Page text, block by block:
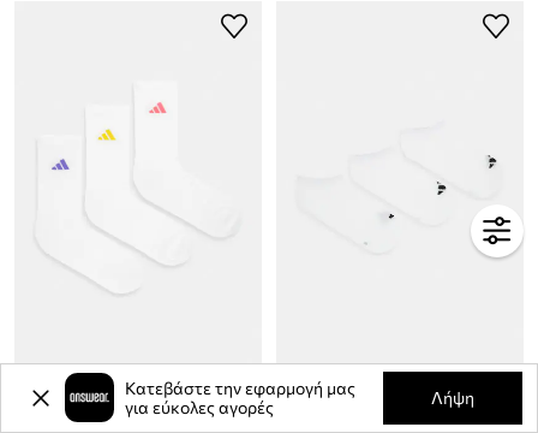
adidas κάλτσες με βαμβάκι 3-pack
12,90 €
adidas κάλτσες
Κατεβάστε την εφαρμογή μας
για εύκολες αγορές
Λήψη